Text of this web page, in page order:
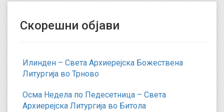
Скорешни објави
Илинден – Света Архиерејска Божествена
Литургија во Трново
Осма Недела по Педесетница – Света
Архиерејска Литургија во Битола